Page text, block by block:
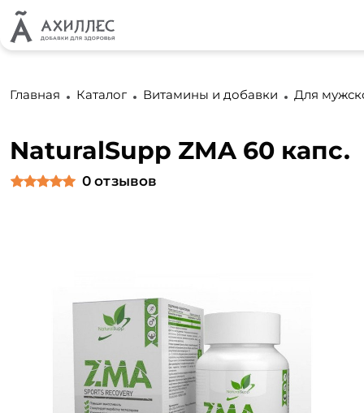
Главная Каталог Витамины и добавки Для
NaturalSupp ZMA 60 капс.
0 отзывов